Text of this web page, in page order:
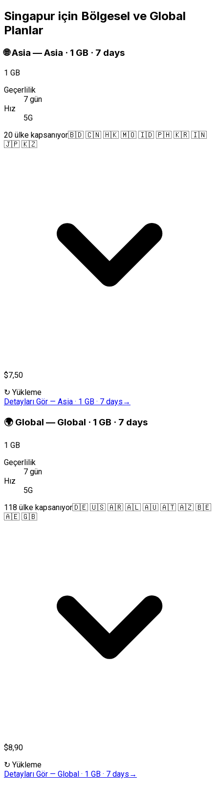
Singapur için Bölgesel ve Global
Planlar
🌐Asia —Asia · 1 GB · 7 days
1 GB
Geçerlilik
7 gün
Hız
5G
20 ülke kapsanıyor🇧🇩 🇨🇳 🇭🇰 🇲🇴 🇮🇩 🇵🇭 🇰🇷 🇮🇳
🇯🇵 🇰🇿
$7,50
↻ Yükleme
Detayları Gör — Asia · 1 GB · 7 days →
🌍 Global — Global · 1 GB · 7 days
1 GB
Geçerlilik
7 gün
Hız
5G
118 ülke kapsanıyor🇩🇪 🇺🇸 🇦🇷 🇦🇱 🇦🇺 🇦🇹 🇦🇿 🇧🇪
🇦🇪 🇬🇧
$8,90
↻ Yükleme
Detayları Gör — Global · 1 GB · 7 days →